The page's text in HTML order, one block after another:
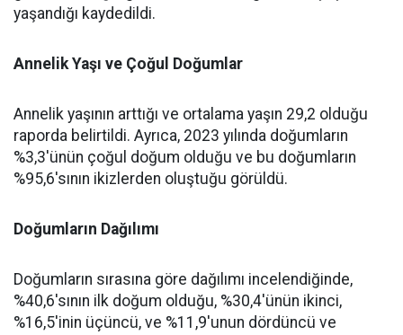
yaşandığı kaydedildi.
Annelik Yaşı ve Çoğul Doğumlar
Annelik yaşının arttığı ve ortalama yaşın 29,2 olduğu
raporda belirtildi. Ayrıca, 2023 yılında doğumların
%3,3'ünün çoğul doğum olduğu ve bu doğumların
%95,6'sının ikizlerden oluştuğu görüldü.
Doğumların Dağılımı
Doğumların sırasına göre dağılımı incelendiğinde,
%40,6'sının ilk doğum olduğu, %30,4'ünün ikinci,
%16,5'inin üçüncü, ve %11,9'unun dördüncü ve